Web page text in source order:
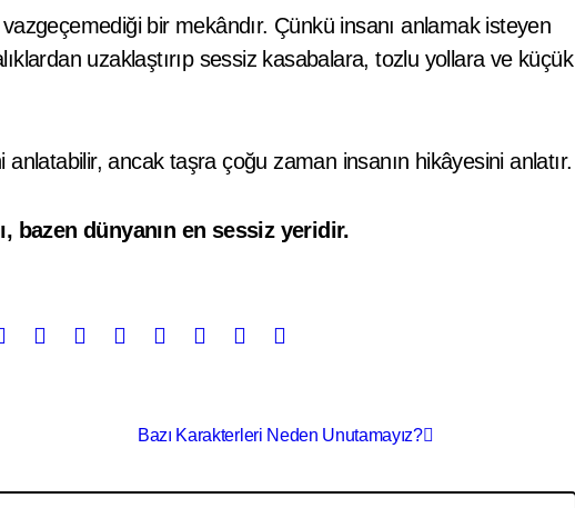
bir mekândır. Çünkü insanı anlamak isteyen
uzaklaştırıp sessiz kasabalara, tozlu yollara ve küçük
ancak taşra çoğu zaman insanın hikâyesini anlatır.
bazen dünyanın en sessiz yeridir.
Bazı Karakterleri Neden Unutamayız?